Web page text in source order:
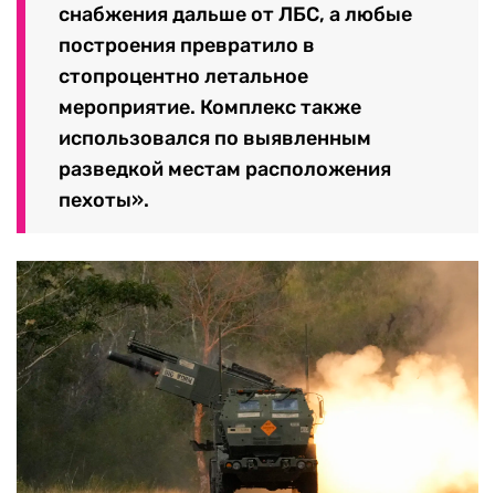
снабжения дальше от ЛБС, а любые
построения превратило в
стопроцентно летальное
мероприятие. Комплекс также
использовался по выявленным
разведкой местам расположения
пехоты».